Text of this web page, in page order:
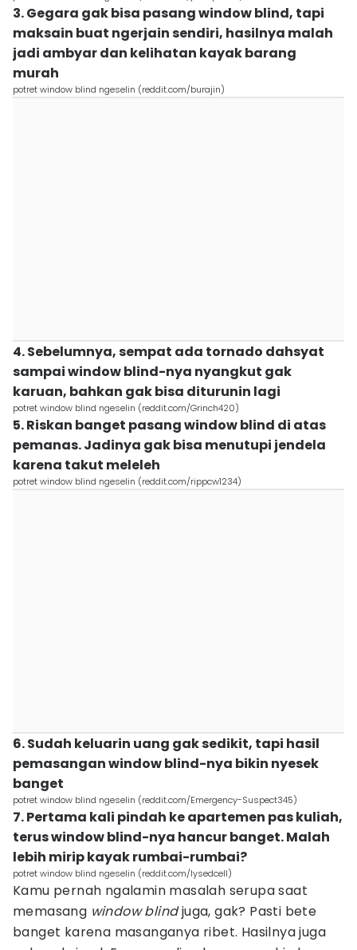
3. Gegara gak bisa pasang window blind, tapi
maksain buat ngerjain sendiri, hasilnya malah
jadi ambyar dan kelihatan kayak barang
murah
potret window blind ngeselin (reddit.com/burajin)
4. Sebelumnya, sempat ada tornado dahsyat
sampai window blind-nya nyangkut gak
karuan, bahkan gak bisa diturunin lagi
potret window blind ngeselin (reddit.com/Grinch420)
5. Riskan banget pasang window blind di atas
pemanas. Jadinya gak bisa menutupi jendela
karena takut meleleh
potret window blind ngeselin (reddit.com/rippcw1234)
6. Sudah keluarin uang gak sedikit, tapi hasil
pemasangan window blind-nya bikin nyesek
banget
potret window blind ngeselin (reddit.com/Emergency-Suspect345)
7. Pertama kali pindah ke apartemen pas kuliah,
terus window blind-nya hancur banget. Malah
lebih mirip kayak rumbai-rumbai?
potret window blind ngeselin (reddit.com/lysedcell)
Kamu pernah ngalamin masalah serupa saat
memasang window blindjuga, gak? Pasti bete
banget karena masanganya ribet. Hasilnya juga